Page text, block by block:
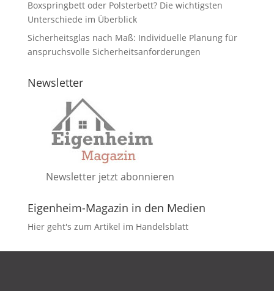
Boxspringbett oder Polsterbett? Die wichtigsten
Unterschiede im Überblick
Sicherheitsglas nach Maß: Individuelle Planung für
anspruchsvolle Sicherheitsanforderungen
Newsletter
Newsletter jetzt abonnieren
Eigenheim-Magazin in den Medien
Hier geht's zum Artikel im Handelsblatt
DATENSCHUTZ